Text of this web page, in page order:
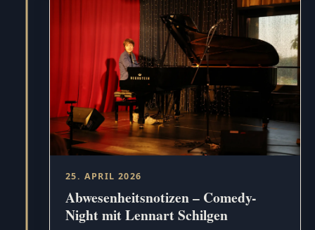
25. APRIL 2026
Abwesenheitsnotizen – Comedy-
Night mit Lennart Schilgen